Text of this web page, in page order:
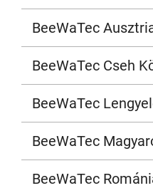
Görgős pályák
Karakuri
Whiteboard
LEAN
Lean projekt - közösen
SZOLGÁLTATÁSOK
BeeWaTec
BeeWaTec Cseh
BeeWaTec
BeeWaTec
BeeWaTec